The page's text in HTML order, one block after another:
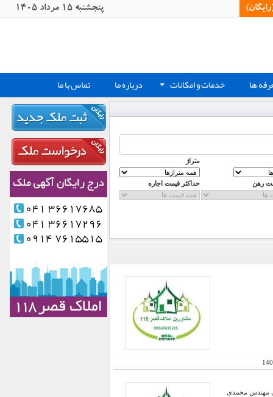
پنجشنبه 15 مرداد 1405
ها + خدمات و امکانات درباره ما تماس با ما
متراژ
رهن حداکثر قیمت اجاره
مهندس محمدی